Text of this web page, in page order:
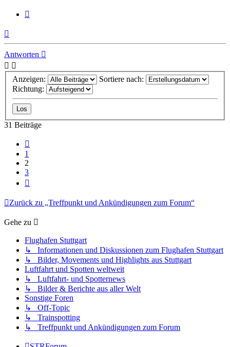
Antworten
Anzeigen:
Sortiere nach:
Richtung:
31 Beiträge
1
2
3
Zurück zu „Treffpunkt und Ankündigungen zum Forum“
Gehe zu
Flughafen Stuttgart
↳ Informationen und Diskussionen zum Flughafen Stuttgart
↳ Bilder, Movements und Highlights aus Stuttgart
Luftfahrt und Spotten weltweit
↳ Luftfahrt- und Spotternews
↳ Bilder & Berichte aus aller Welt
Sonstige Foren
↳ Off-Topic
↳ Trainspotting
↳ Treffpunkt und Ankündigungen zum Forum